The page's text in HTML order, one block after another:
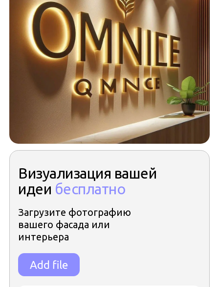
Загрузите фотографию
вашего фасада или
интерьера
Add file
Ник в телеграм
+7
Я согласен сполитикой
конфиденциальности